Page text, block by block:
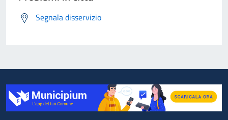
Segnala disservizio